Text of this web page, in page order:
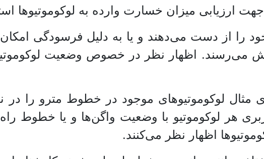
ارزیابی میزان خسارت وارده به لوکوموتیو‌ها
را از دست می‌دهند و یا به دلیل فرسودگی امکان
اظهار نظر در خصوص وضعیت
مثال لوکوموتیو‌های موجود در خطوط مترو را در
هر لوکوموتیو با وضعیت واگن‌ها و یا خطوط
اظهار نظر می‌کنند.